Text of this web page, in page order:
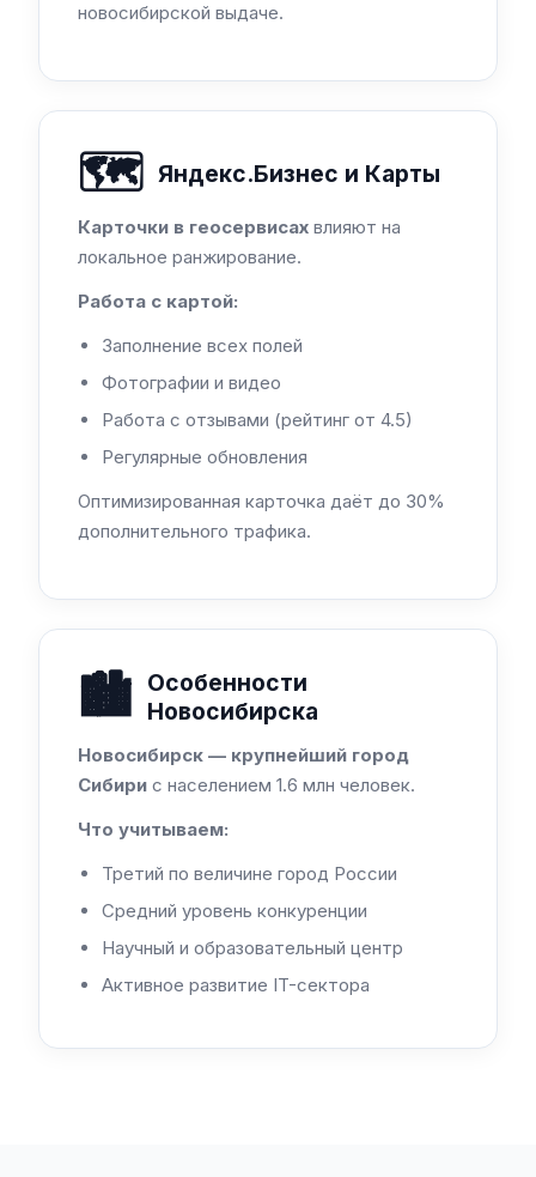
новосибирской выдаче.
🗺️ Яндекс.Бизнес и Карты
Карточки в геосервисах влияют на
локальное ранжирование.
Работа с картой:
Заполнение всех полей
Фотографии и видео
Работа с отзывами (рейтинг от 4.5)
Регулярные обновления
Оптимизированная карточка даёт до 30%
дополнительного трафика.
🏙️ Особенности
Новосибирска
Новосибирск — крупнейший город
Сибири с населением 1.6 млн человек.
Что учитываем:
Третий по величине город России
Средний уровень конкуренции
Научный и образовательный центр
Активное развитие IT-сектора